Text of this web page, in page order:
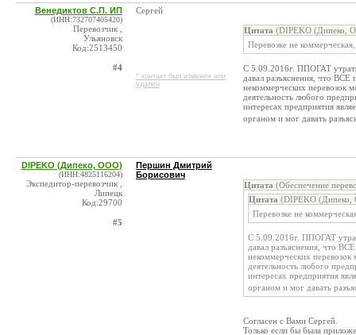
Венедиктов С.П. ИП
(ИНН:732707405420)
Перевозчик ,
Ульяновск
Код:2513450
#4
Сергей
* контакт был изменен или
удален
Цитата (DIPEKO (Дипеко,
Перевозке не
С 5.09.2016г. ППОГАТ
давал разъяснения, что
некоммерческих перевозок
деятельность любого
интересах предприятия
органом и мог давать
DIPEKO (Дипеко, ООО)
(ИНН:4825116204)
Экспедитор-перевозчик ,
Липецк
Код:29700
#5
Першин Дмитрий
Борисович
Цитата (Обеспечение
Цитата (DIPEKO
Перевозке не
С 5.09.2016г. ППОГАТ
давал разъяснения, что
некоммерческих
деятельность любого
интересах предприятия
органом и мог давать
Согласен с Вами Сергей.
Только если бы была